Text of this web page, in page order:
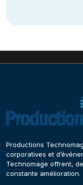
Productions
corporatives et
Technomage offrent,
constante amélioration.